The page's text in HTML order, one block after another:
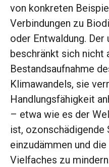
von konkreten
Verbindungen zu
oder Entwaldung.
beschränkt sich nicht
Bestandsaufnahme
Klimawandels, sie
Handlungs­fähigkeit
– etwa wie es der
ist, ozonschädigende
einzudämmen und
Viel­faches zu